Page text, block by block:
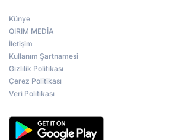
Künye
QIRIM MEDİA
İletişim
Kullanım Şartnamesi
Gizlilik Politikası
Çerez Politikası
Veri Politikası